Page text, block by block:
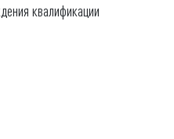
квалификации